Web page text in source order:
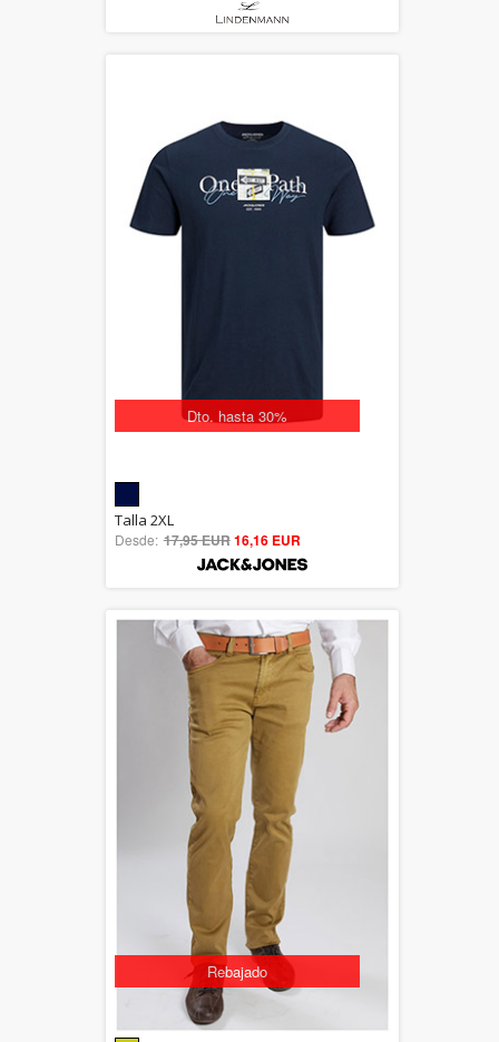
Dto. hasta 30%
out of 5
Talla 2XL
Desde: 17,95 EUR16,16 EUR
Rebajado